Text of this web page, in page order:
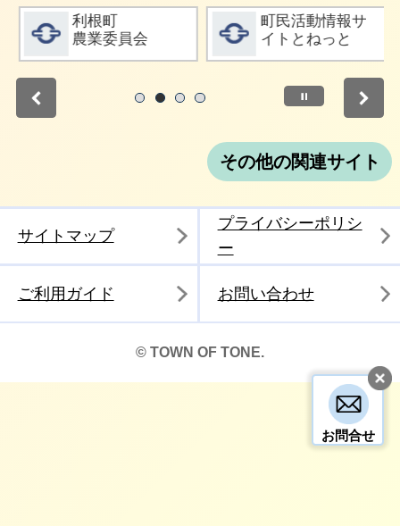
お問合せ
詳細をみる
利根町
農業委員会
詳細をみる
町民活動情報サ
イトとねっと
停止
その他の関連サイト
サイトマップ
プライバシーポリシ
ー
ご利用ガイド お問い合わせ
© TOWN OF TONE.